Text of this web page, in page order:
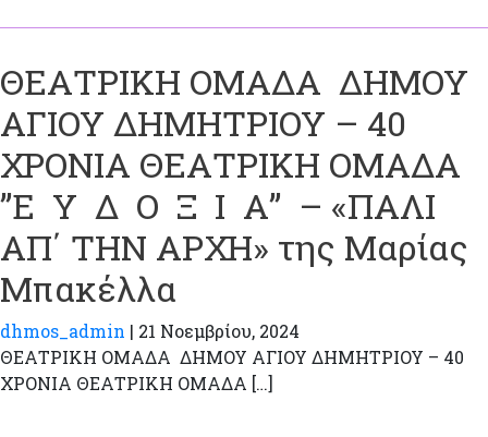
ΘΕΑΤΡΙΚΗ ΟΜΑΔΑ ΔΗΜΟΥ
ΑΓΙΟΥ ΔΗΜΗΤΡΙΟΥ – 40
ΧΡΟΝΙΑ ΘΕΑΤΡΙΚΗ ΟΜΑΔΑ
”Ε Υ Δ Ο Ξ Ι Α” – «ΠΑΛΙ
ΑΠ΄ ΤΗΝ ΑΡΧΗ» της Μαρίας
Μπακέλλα
dhmos_admin | 21 Νοεμβρίου, 2024
ΘΕΑΤΡΙΚΗ ΟΜΑΔΑ ΔΗΜΟΥ ΑΓΙΟΥ ΔΗΜΗΤΡΙΟΥ – 40
ΧΡΟΝΙΑ ΘΕΑΤΡΙΚΗ ΟΜΑΔΑ […]